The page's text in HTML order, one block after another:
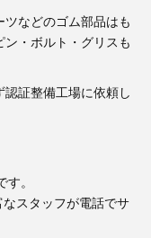
などのゴム部品はも
・ボルト・グリスも
証整備工場に依頼し
。
スタッフが電話でサ